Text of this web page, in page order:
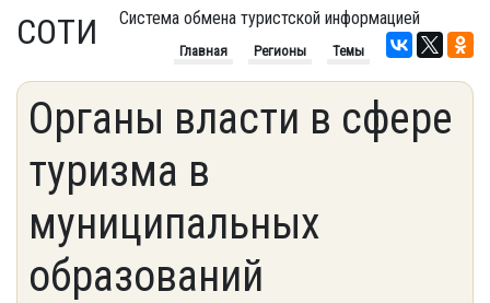
СОТИ Система обмена туристской информацией
Главная Регионы Темы
Органы власти в сфере
туризма в
муниципальных
образований